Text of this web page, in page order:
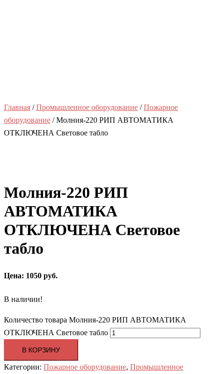
Главная /Промышленное оборудование /Пожарное
оборудование / Молния-220 РИП АВТОМАТИКА
ОТКЛЮЧЕНА Световое табло
Молния-220 РИП
АВТОМАТИКА
ОТКЛЮЧЕНА Световое
табло
Цена: 1050 руб.
В наличии!
Количество товара Молния-220 РИП АВТОМАТИКА
ОТКЛЮЧЕНА Световое табло
В КОРЗИНУ
Категории: Пожарное оборудование, Промышленное